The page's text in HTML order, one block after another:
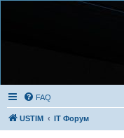
FAQ
USTIM IT Форум